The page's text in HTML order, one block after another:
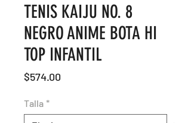
TENIS KAIJU NO. 8
NEGRO ANIME BOTA HI
TOP INFANTIL
$574.00
Talla *